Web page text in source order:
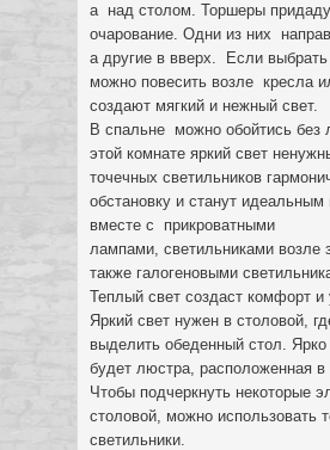
а над столом. Торшеры
очарование. Одни из них
а другие в вверх. Если выбрать
можно повесить возле кресла
создают мягкий и нежный свет.
В спальне можно обойтись без
этой комнате яркий свет
точечных светильников
обстановку и станут идеальным
вместе с прикроватными
лампами, светильниками возле
также галогеновыми
Теплый свет создаст комфорт и
Яркий свет нужен в столовой,
выделить обеденный стол.
будет люстра, расположенная в
Чтобы подчеркнуть некоторые
столовой, можно использовать
светильники.